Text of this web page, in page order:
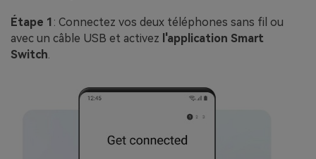
Étape 1 : Connectez vos deux téléphones sans fil ou
avec un câble USB et activez l'application Smart
Switch.